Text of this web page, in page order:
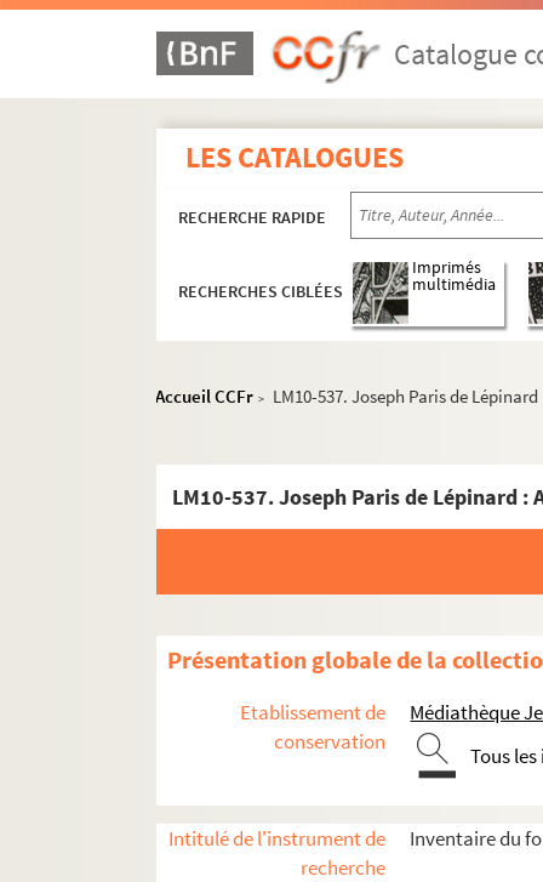
Catalogue
LES CATALOGUES
RECHERCHE RAPIDE
RECHERCHES CIBLÉES
Imprimés
multimédia
Accueil CCFr > LM10-537. Joseph Paris de
Présentation globale de la
Etablissement de
conservation
Médiathèque
Tous
Intitulé de l'instrument de
recherche
Inventaire du